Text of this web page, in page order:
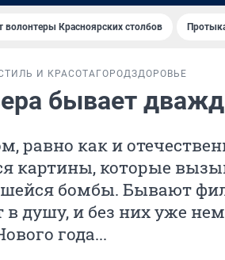
волонтеры Красноярских столбов
И КРАСОТА ГОРОДЗДОРОВЬЕ
бывает
равно как и
картины, которые
бомбы. Бывают
в душу, и без них уже
года...